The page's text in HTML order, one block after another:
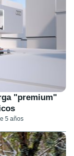
"premium"
5 años